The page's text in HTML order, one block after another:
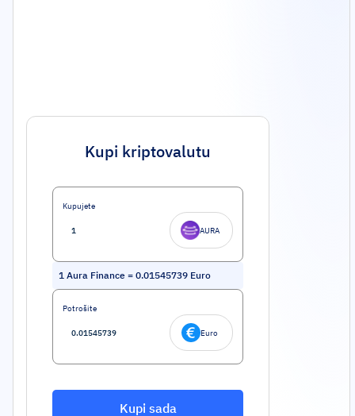
Kupi kriptovalutu
Kupujete
AURA
1 Aura Finance = 0.01545739 Euro
Potrošite
Euro
Kupi sada